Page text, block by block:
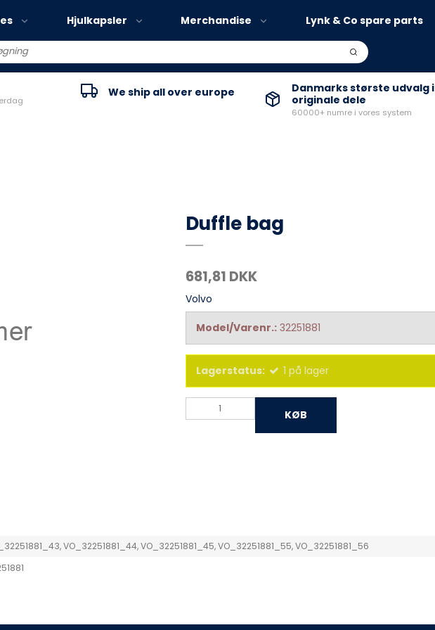
Volvo EX30
Hjulkapsler Merchandise Lynk & Co spare parts
We ship all over europe
Danmarks største udvalg i
originale dele
60000+ numre i vores system
Duffle bag
681,81 DKK
Volvo
Model/Varenr.: 32251881
Lagerstatus: 1 på lager
KØB
VO_32251881_44, VO_32251881_45, VO_32251881_55, VO_32251881_56